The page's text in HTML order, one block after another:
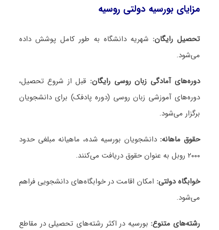
مزایای بورسیه دولتی روسیه
تحصیل رایگان: شهریه دانشگاه به طور کامل پوشش داده
می‌شود.
دوره‌های آمادگی زبان روسی رایگان: قبل از شروع تحصیل،
دوره‌های آموزشی زبان روسی (دوره پادفک) برای دانشجویان
برگزار می‌شود.
حقوق ماهانه: دانشجویان بورسیه شده، ماهیانه مبلغی حدود
۲۰۰۰ روبل به عنوان حقوق دریافت می‌کنند.
خوابگاه دولتی: امکان اقامت در خوابگاه‌های دانشجویی فراهم
می‌شود.
رشته‌های متنوع: بورسیه در اکثر رشته‌های تحصیلی در مقاطع